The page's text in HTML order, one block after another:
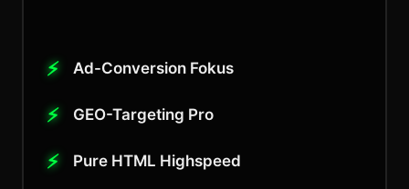
Ad-Conversion Fokus
GEO-Targeting Pro
Pure HTML Highspeed